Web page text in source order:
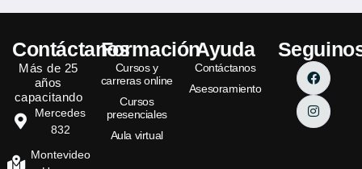
Contáctanos
Más de 25
años
capacitando
Mercedes
832
Montevideo
Formación
Cursos y
carreras online
Cursos
presenciales
Aula virtual
Ayuda
Contáctanos
Asesoramiento